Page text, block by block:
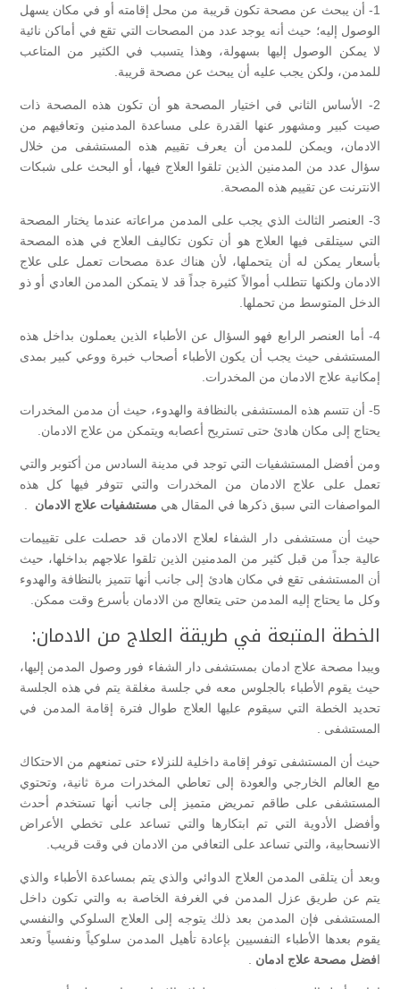
1- أن يبحث عن مصحة تكون قريبة من محل إقامته أو في مكان يسهل
الوصول إليه؛ حيث أنه يوجد عدد من المصحات التي تقع في أماكن نائية
لا يمكن الوصول إليها بسهولة، وهذا يتسبب في الكثير من المتاعب
للمدمن، ولكن يجب عليه أن يبحث عن مصحة قريبة.
2- الأساس الثاني في اختيار المصحة هو أن تكون هذه المصحة ذات
صيت كبير ومشهور عنها القدرة على مساعدة المدمنين وتعافيهم من
الادمان، ويمكن للمدمن أن يعرف تقييم هذه المستشفى من خلال
سؤال عدد من المدمنين الذين تلقوا العلاج فيها، أو البحث على شبكات
الانترنت عن تقييم هذه المصحة.
3- العنصر الثالث الذي يجب على المدمن مراعاته عندما يختار المصحة
التي سيتلقى فيها العلاج هو أن تكون تكاليف العلاج في هذه المصحة
بأسعار يمكن له أن يتحملها، لأن هناك عدة مصحات تعمل على علاج
الادمان ولكنها تتطلب أموالاً كثيرة جداً قد لا يتمكن المدمن العادي أو ذو
الدخل المتوسط من تحملها.
4- أما العنصر الرابع فهو السؤال عن الأطباء الذين يعملون بداخل هذه
المستشفى حيث يجب أن يكون الأطباء أصحاب خبرة ووعي كبير بمدى
إمكانية علاج الادمان من المخدرات.
5- أن تتسم هذه المستشفى بالنظافة والهدوء، حيث أن مدمن المخدرات
يحتاج إلى مكان هادئ حتى تستريح أعصابه ويتمكن من علاج الادمان.
ومن أفضل المستشفيات التي توجد في مدينة السادس من أكتوبر والتي
تعمل على علاج الادمان من المخدرات والتي تتوفر فيها كل هذه
المواصفات التي سبق ذكرها في المقال هي مستشفيات علاج الادمان
حيث أن مستشفى دار الشفاء لعلاج الادمان قد حصلت على تقييمات
عالية جداً من قبل كثير من المدمنين الذين تلقوا علاجهم بداخلها، حيث
أن المستشفى تقع في مكان هادئ إلى جانب أنها تتميز بالنظافة والهدوء
وكل ما يحتاج إليه المدمن حتى يتعالج من الادمان بأسرع وقت ممكن.
الخطة المتبعة في طريقة العلاج من الادمان:
ويبدا مصحة علاج ادمان بمستشفى دار الشفاء فور وصول المدمن إليها،
حيث يقوم الأطباء بالجلوس معه في جلسة مغلقة يتم في هذه الجلسة
تحديد الخطة التي سيقوم عليها العلاج طوال فترة إقامة المدمن في
المستشفى .
حيث أن المستشفى توفر إقامة داخلية للنزلاء حتى تمنعهم من الاحتكاك
مع العالم الخارجي والعودة إلى تعاطي المخدرات مرة ثانية، وتحتوي
المستشفى على طاقم تمريض متميز إلى جانب أنها تستخدم أحدث
وأفضل الأدوية التي تم ابتكارها والتي تساعد على تخطي الأعراض
الانسحابية، والتي تساعد على التعافي من الادمان في وقت قريب.
وبعد أن يتلقى المدمن العلاج الدوائي والذي يتم بمساعدة الأطباء والذي
يتم عن طريق عزل المدمن في الغرفة الخاصة به والتي تكون داخل
المستشفى فإن المدمن بعد ذلك يتوجه إلى العلاج السلوكي والنفسي
يقوم بعدها الأطباء النفسيين بإعادة تأهيل المدمن سلوكياً ونفسياً وتعد
افضل مصحة علاج ادمان